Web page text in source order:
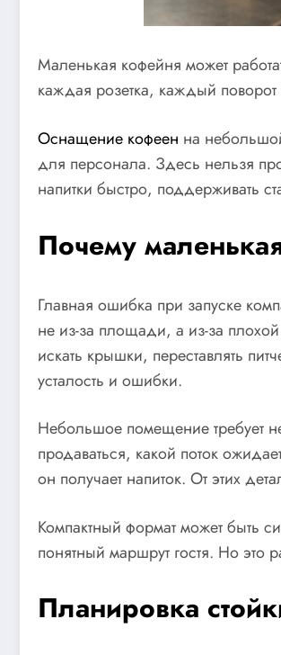
Маленькая кофейня может
каждая розетка, каждый
Оснащение кофеен на
для персонала. Здесь нельзя
напитки быстро, поддерживать
Почему
Главная ошибка при запуске
не из-за площади, а из-за
искать крышки, переставлять
усталость и ошибки.
Небольшое помещение требует
продаваться, какой поток
он получает напиток. От этих
Компактный формат может быть
понятный маршрут гостя. Но это
Планировка